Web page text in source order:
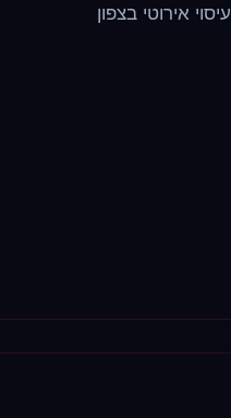
עיסוי אירוטי בצפון